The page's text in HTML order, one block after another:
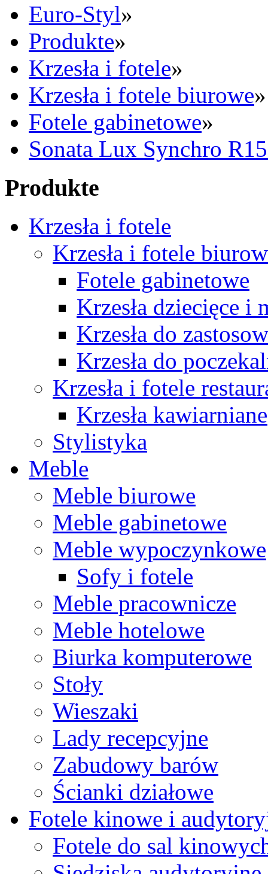
Euro-Styl»
Produkte»
Krzesła i fotele»
Krzesła i fotele biurowe»
Fotele gabinetowe»
Sonata Lux Synchro
Produkte
Krzesła i fotele
Krzesła i fotele
Fotele gabinetowe
Krzesła dziecięce i
Krzesła do
Krzesła do
Krzesła i fotele
Krzesła kawiarniane
Stylistyka
Meble
Meble biurowe
Meble gabinetowe
Meble wypoczynkowe
Sofy i fotele
Meble pracownicze
Meble hotelowe
Biurka komputerowe
Stoły
Wieszaki
Lady recepcyjne
Zabudowy barów
Ścianki działowe
Fotele kinowe i
Fotele do sal